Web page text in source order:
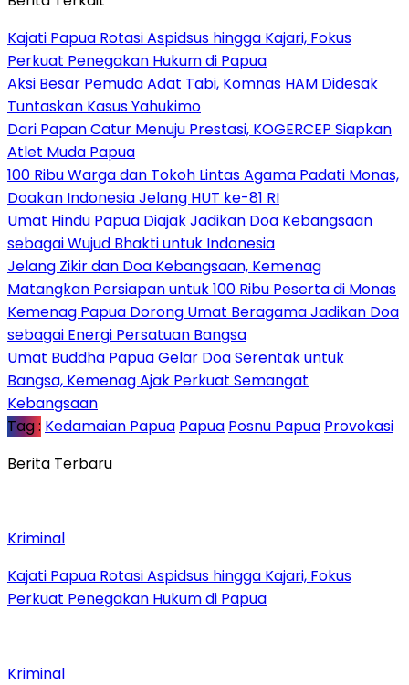
Kajati Papua Rotasi Aspidsus hingga Kajari, Fokus
Perkuat Penegakan Hukum di Papua
Aksi Besar Pemuda Adat Tabi, Komnas HAM Didesak
Tuntaskan Kasus Yahukimo
Dari Papan Catur Menuju Prestasi, KOGERCEP Siapkan
Atlet Muda Papua
100 Ribu Warga dan Tokoh Lintas Agama Padati Monas,
Doakan Indonesia Jelang HUT ke-81 RI
Umat Hindu Papua Diajak Jadikan Doa Kebangsaan
sebagai Wujud Bhakti untuk Indonesia
Jelang Zikir dan Doa Kebangsaan, Kemenag
Matangkan Persiapan untuk 100 Ribu Peserta di Monas
Kemenag Papua Dorong Umat Beragama Jadikan Doa
sebagai Energi Persatuan Bangsa
Umat Buddha Papua Gelar Doa Serentak untuk
Bangsa, Kemenag Ajak Perkuat Semangat
Kebangsaan
Tag : Kedamaian Papua Papua Posnu Papua Provokasi
Berita Terbaru
Kriminal
Kajati Papua Rotasi Aspidsus hingga Kajari, Fokus
Perkuat Penegakan Hukum di Papua
Kriminal